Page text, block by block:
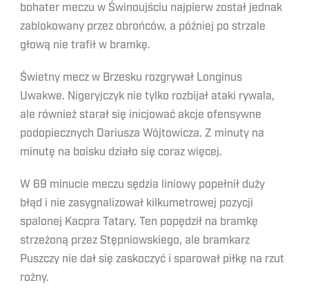
bohater meczu w Świnoujściu najpierw został jednak
zablokowany przez obrońców, a później po strzale
głową nie trafił w bramkę.
Świetny mecz w Brzesku rozgrywał Longinus
Uwakwe. Nigeryjczyk nie tylko rozbijał ataki rywala,
ale również starał się inicjować akcje ofensywne
podopiecznych Dariusza Wójtowicza. Z minuty na
minutę na boisku działo się coraz więcej.
W 69 minucie meczu sędzia liniowy popełnił duży
błąd i nie zasygnalizował kilkumetrowej pozycji
spalonej Kacpra Tatary. Ten popędził na bramkę
strzeżoną przez Stępniowskiego, ale bramkarz
Puszczy nie dał się zaskoczyć i sparował piłkę na rzut
rożny.